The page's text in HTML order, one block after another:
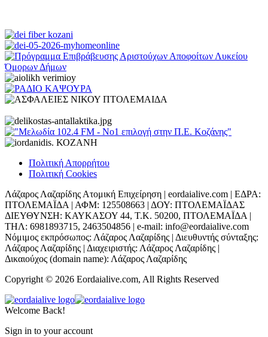
Πολιτική Απορρήτου
Πολιτική Cookies
Λάζαρος Λαζαρίδης Ατομική Επιχείρηση | eordaialive.com | ΕΔΡΑ:
ΠΤΟΛΕΜΑΪΔΑ | ΑΦΜ: 125508663 | ΔΟΥ: ΠΤΟΛΕΜΑΪΔΑΣ
ΔΙΕΥΘΥΝΣΗ: ΚΑΥΚΑΣΟΥ 44, Τ.Κ. 50200, ΠΤΟΛΕΜΑΪΔΑ |
ΤΗΛ: 6981893715, 2463504856 | e-mail: info@eordaialive.com
Νόμιμος εκπρόσωπος: Λάζαρος Λαζαρίδης | Διευθυντής σύνταξης:
Λάζαρος Λαζαρίδης | Διαχειριστής: Λάζαρος Λαζαρίδης |
Δικαιούχος (domain name): Λάζαρος Λαζαρίδης
Copyright © 2026 Eordaialive.com, All Rights Reserved
Welcome Back!
Sign in to your account